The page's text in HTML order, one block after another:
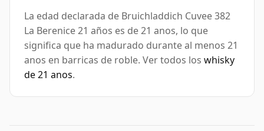
La edad declarada de Bruichladdich Cuvee 382
La Berenice 21 años es de 21 anos, lo que
significa que ha madurado durante al menos 21
anos en barricas de roble. Ver todos los whisky
de 21 anos.